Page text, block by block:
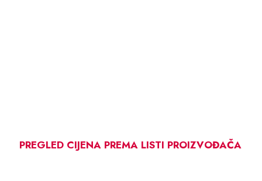
PREGLED CIJENA PREMA LISTI PROIZVOĐAČA